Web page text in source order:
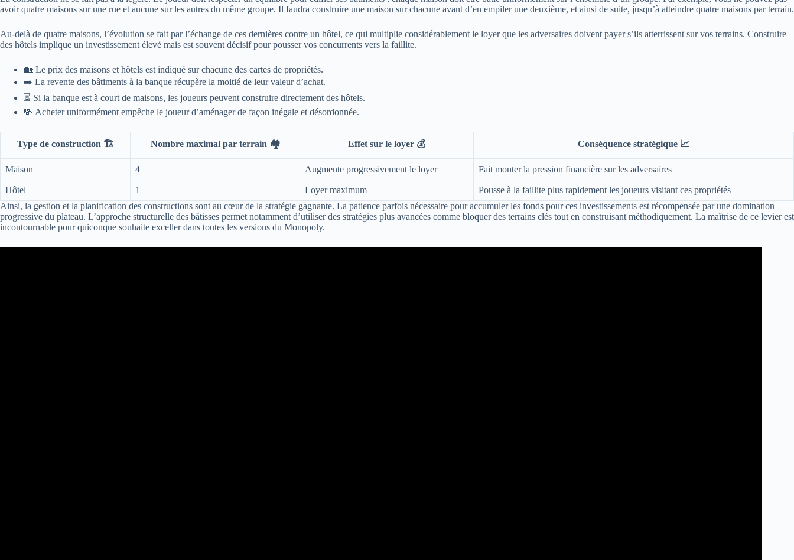
avoir quatre maisons sur une rue et aucune sur les autres du même groupe. Il faudra construire une maison sur chacune avant d’en empiler une deuxième, et ainsi de suite, jusqu’à atteindre quatre maisons par terrain.
Au-delà de quatre maisons, l’évolution se fait par l’échange de ces dernières contre un hôtel, ce qui multiplie considérablement le loyer que les adversaires doivent payer s’ils atterrissent sur vos terrains. Construire
des hôtels implique un investissement élevé mais est souvent décisif pour pousser vos concurrents vers la faillite.
🏡 Le prix des maisons et hôtels est indiqué sur chacune des cartes de propriétés.
➡️ La revente des bâtiments à la banque récupère la moitié de leur valeur d’achat.
⏳ Si la banque est à court de maisons, les joueurs peuvent construire directement des hôtels.
💸 Acheter uniformément empêche le joueur d’aménager de façon inégale et désordonnée.
Type de construction 🏗️ Nombre maximal par terrain 🏘️ Effet sur le loyer 💰 Conséquence stratégique 📈
Maison 4 Augmente progressivement le loyer Fait monter la pression financière sur les adversaires
Hôtel 1 Loyer maximum
Pousse à la faillite plus rapidement les joueurs visitant ces propriétés
Ainsi, la gestion et la planification des constructions sont au cœur de la stratégie gagnante. La patience parfois nécessaire pour accumuler les fonds pour ces investissements est récompensée par une domination
progressive du plateau. L’approche structurelle des bâtisses permet notamment d’utiliser des stratégies plus avancées comme bloquer des terrains clés tout en construisant méthodiquement. La maîtrise de ce levier est
incontournable pour quiconque souhaite exceller dans toutes les versions du Monopoly.